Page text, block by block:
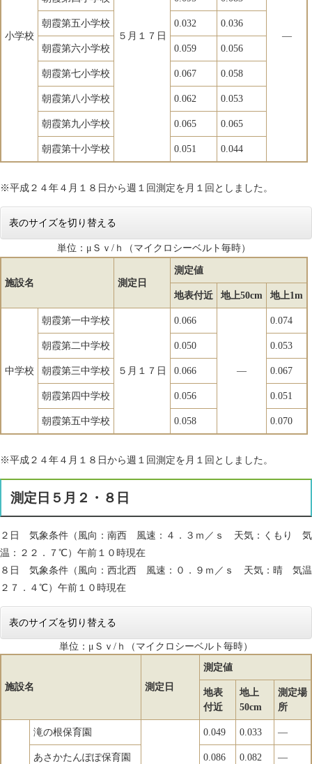
小学校 ５月１７日 ―
朝霞第五小学校 0.032 0.036
朝霞第六小学校 0.059 0.056
朝霞第七小学校 0.067 0.058
朝霞第八小学校 0.062 0.053
朝霞第九小学校 0.065 0.065
朝霞第十小学校 0.051 0.044
※平成２４年４月１８日から週１回測定を月１回としました。
表のサイズを切り替える
単位：μＳｖ/ｈ（マイクロシーベルト毎時）
施設名 測定日
測定値
地表付近 地上50cm 地上1m
中学校
朝霞第一中学校
５月１７日
0.066
―
0.074
朝霞第二中学校 0.050 0.053
朝霞第三中学校 0.066 0.067
朝霞第四中学校 0.056 0.051
朝霞第五中学校 0.058 0.070
※平成２４年４月１８日から週１回測定を月１回としました。
測定日５月２・８日
２日 気象条件（風向：南西 風速：４．３ｍ／ｓ 天気：くもり 気
温：２２．７℃）午前１０時現在
８日 気象条件（風向：西北西 風速：０．９ｍ／ｓ 天気：晴 気温
２７．４℃）午前１０時現在
表のサイズを切り替える
単位：μＳｖ/ｈ（マイクロシーベルト毎時）
施設名 測定日
測定値
地表
付近
地上
50cm
測定場
所
滝の根保育園 0.049 0.033 ―
あさかたんぽぽ保育園 0.086 0.082 ―